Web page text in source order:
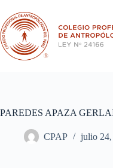
contenido
PAREDES APAZA
CPAP julio